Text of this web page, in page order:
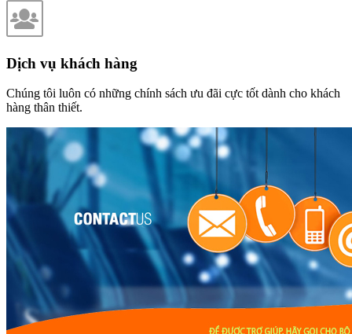
Dịch vụ khách hàng
Chúng tôi luôn có những chính sách ưu đãi cực tốt dành cho khách
hàng thân thiết.